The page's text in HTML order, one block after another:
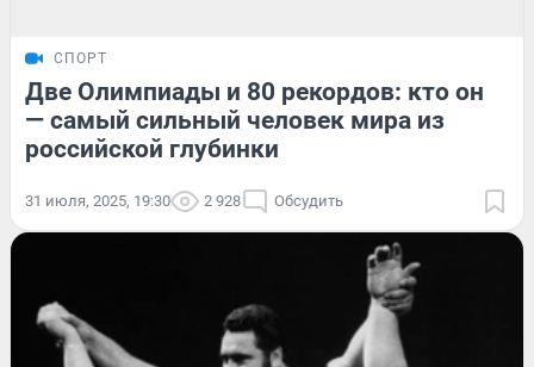
СПОРТ
Две Олимпиады и 80 рекордов: кто он
— самый сильный человек мира из
российской глубинки
31 июля, 2025, 19:30 2 928 Обсудить